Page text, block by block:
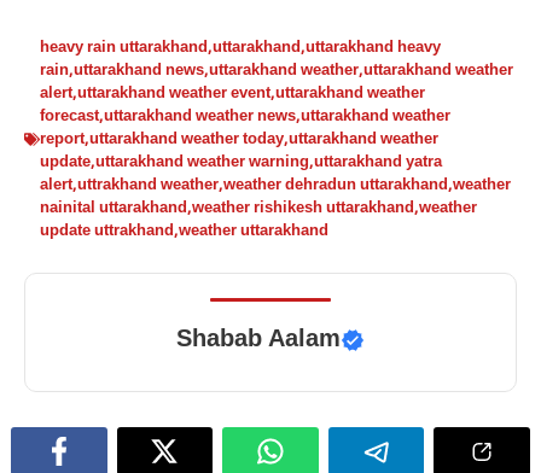
heavy rain uttarakhand,uttarakhand,uttarakhand heavy
rain,uttarakhand news,uttarakhand weather,uttarakhand weather
alert,uttarakhand weather event,uttarakhand weather
forecast,uttarakhand weather news,uttarakhand weather
report,uttarakhand weather today,uttarakhand weather
update,uttarakhand weather warning,uttarakhand yatra
alert,uttrakhand weather,weather dehradun uttarakhand,weather
nainital uttarakhand,weather rishikesh uttarakhand,weather
update uttrakhand,weather uttarakhand
Shabab Aalam